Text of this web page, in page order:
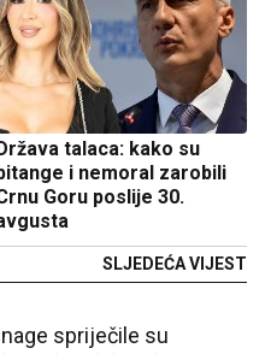
talaca: kako su
i nemoral zarobili
Goru poslije 30.
SLJEDEĆA VIJEST
spriječile su